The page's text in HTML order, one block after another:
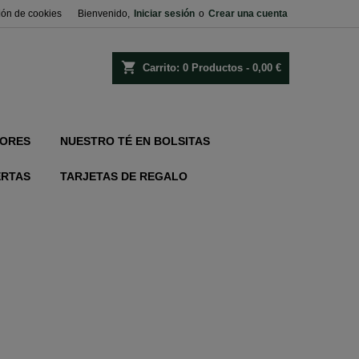
Bienvenido, Iniciar sesión o Crear una cuenta
de cookies
shopping_cart Carrito: 0 Productos - 0,00 €
NUESTRO TÉ EN BOLSITAS
TARJETAS DE REGALO